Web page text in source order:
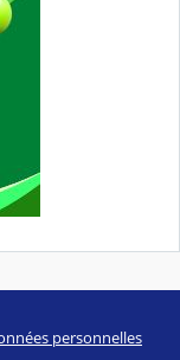
personnelles